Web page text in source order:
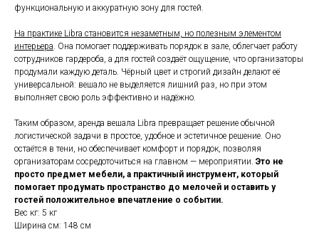
функциональную и аккуратную зону для гостей.
На практике Libra становится незаметным, но полезным элементом
интерьера . Она помогает поддерживать порядок в зале, облегчает работу
сотрудников гардероба, а для гостей создаёт ощущение, что организаторы
продумали каждую деталь. Чёрный цвет и строгий дизайн делают её
универсальной: вешало не выделяется лишний раз, но при этом
выполняет свою роль эффективно и надёжно.
Таким образом, аренда вешала Libra превращает решение обычной
логистической задачи в простое, удобное и эстетичное решение. Оно
остаётся в тени, но обеспечивает комфорт и порядок, позволяя
организаторам сосредоточиться на главном — мероприятии. Это не
просто предмет мебели, а практичный инструмент, который
помогает продумать пространство до мелочей и оставить у
гостей положительное впечатление о событии.
Вес кг: 5 кг
Ширина см: 148 см